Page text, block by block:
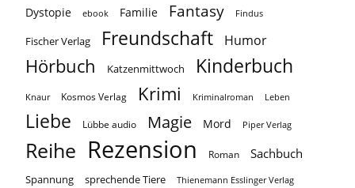
Dystopie ebook Familie Fantasy Findus
Fischer Verlag Freundschaft Humor
Hörbuch Katzenmittwoch Kinderbuch
Knaur Kosmos Verlag Krimi Kriminalroman Leben
Liebe Lübbe audio Magie Mord Piper Verlag
Reihe Rezension Roman Sachbuch
Spannung sprechende Tiere Thienemann Esslinger Verlag